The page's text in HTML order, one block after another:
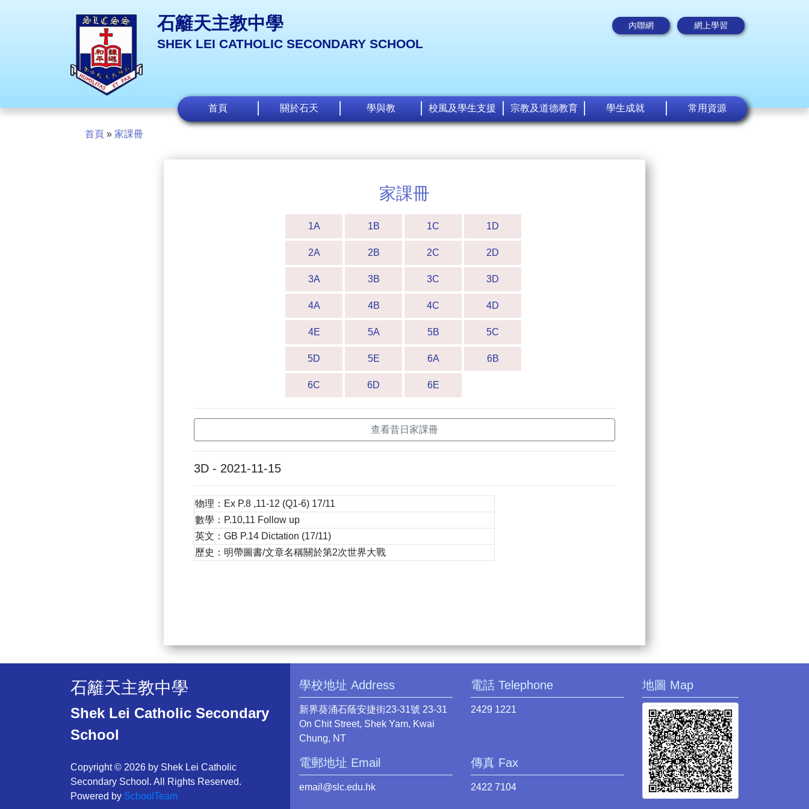
石籬天主教中學
SHEK LEI CATHOLIC SECONDARY SCHOOL
內聯網 網上學習
首頁 關於石天 學與教 校風及學生支援 宗教及道德教育 學生成就 常用資源
首頁 » 家課冊
家課冊
1A 1B 1C 1D
2A 2B 2C 2D
3A 3B 3C 3D
4A 4B 4C 4D
4E 5A 5B 5C
5D 5E 6A 6B
6C 6D 6E
查看昔日家課冊
3D - 2021-11-15
物理：Ex P.8 ,11-12 (Q1-6) 17/11
數學：P.10,11 Follow up
英文：GB P.14 Dictation (17/11)
歷史：明帶圖書/文章名稱關於第2次世界大戰
石籬天主教中學
Shek Lei Catholic Secondary
School
Copyright © 2026 by Shek Lei Catholic
Secondary School. All Rights Reserved.
Powered by SchoolTeam
學校地址 Address
新界葵涌石蔭安捷街23-31號 23-31
On Chit Street, Shek Yam, Kwai
Chung, NT
電話 Telephone
2429 1221
電郵地址 Email
email@slc.edu.hk
傳真 Fax
2422 7104
地圖 Map